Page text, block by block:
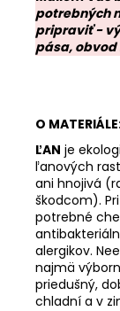
potrebných
pripraviť -
pása, obvod
O
ĽAN je
ľanových
ani hnojivá
škodcom).
potrebné
alergikov.
najmä
priedušný,
chladní a v